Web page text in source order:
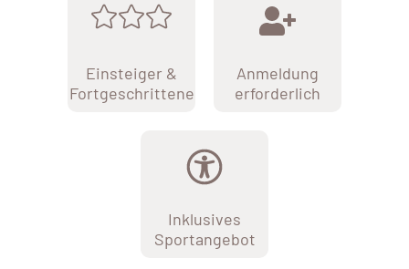
Einsteiger &
Fortgeschrittene
Anmeldung
erforderlich
Inklusives
Sportangebot